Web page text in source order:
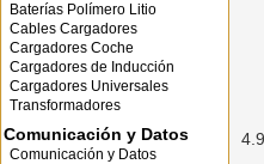
Baterías Polímero Litio
Cables Cargadores
Cargadores Coche
Cargadores de Inducción
Cargadores Universales
Transformadores
Comunicación y Datos
Comunicación y Datos